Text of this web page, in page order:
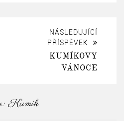
NÁSLEDUJÍCÍ
PŘÍSPĚVEK
KUMÍKOVY
VÁNOCE
Kumík